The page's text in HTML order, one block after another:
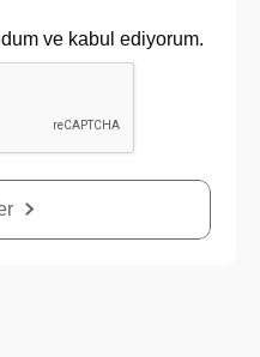
ve kabul ediyorum.